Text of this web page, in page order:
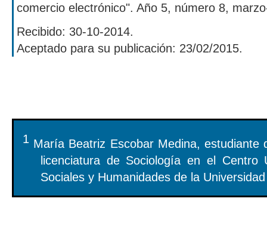
comercio electrónico". Año 5, número 8,
Recibido: 30-10-2014.
Aceptado para su publicación: 23/02/2015.
1 María Beatriz Escobar Medina, estudiante
licenciatura de Sociología en el Centro
Sociales y Humanidades de la